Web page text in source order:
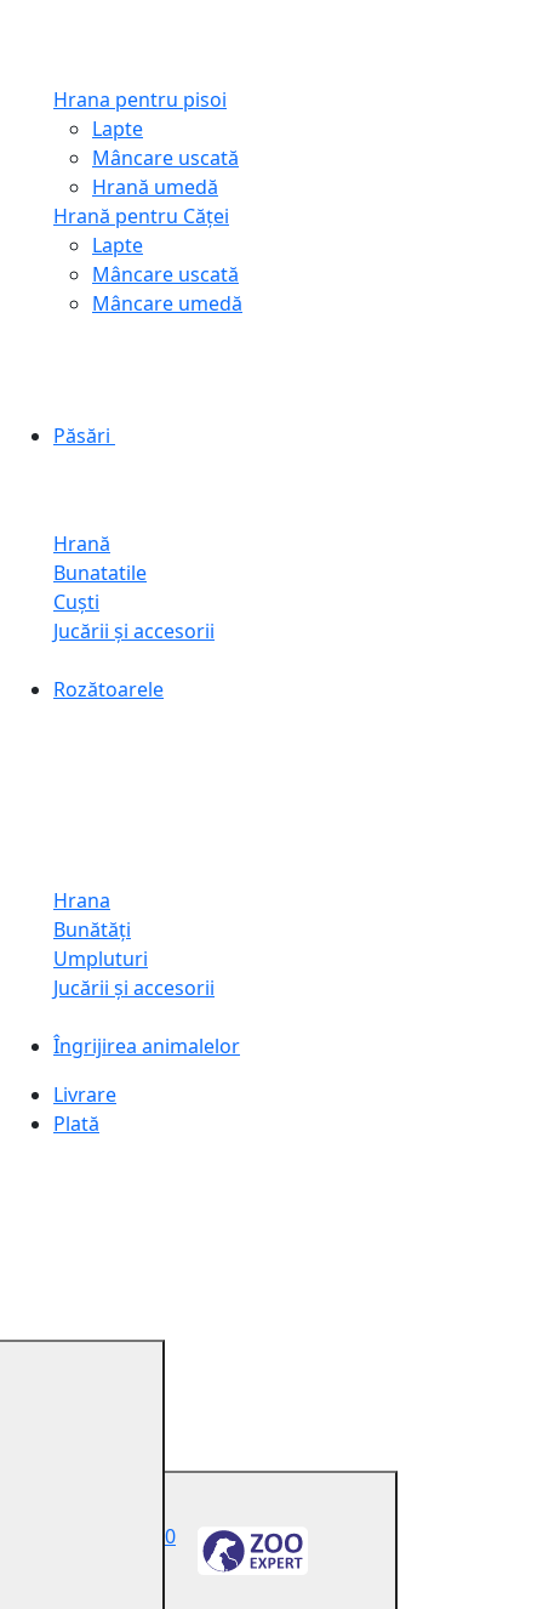
Hrana pentru pisoi
Lapte
Mâncare uscată
Hrană umedă
Hrană pentru Căței
Lapte
Mâncare uscată
Mâncare umedă
Păsări
Hrană
Bunatatile
Cuști
Jucării și accesorii
Rozătoarele
Hrana
Bunătăți
Umpluturi
Jucării și accesorii
Îngrijirea animalelor
Livrare
Plată
0